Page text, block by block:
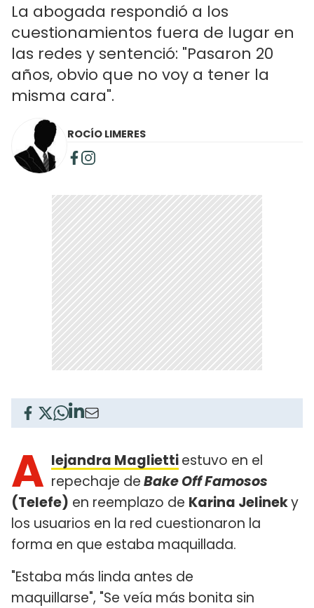
La abogada respondió a los
cuestionamientos fuera de lugar en
las redes y sentenció: "Pasaron 20
años, obvio que no voy a tener la
misma cara".
ROCÍO LIMERES
A lejandra Magliettiestuvo en el
repechaje deBake Off Famosos
(Telefe) en reemplazo de Karina Jelineky
los usuarios en la red cuestionaron la
forma en que estaba maquillada.
"Estaba más linda antes de
maquillarse", "Se veía más bonita sin